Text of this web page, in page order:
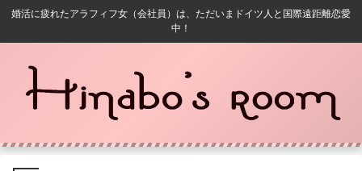
婚活に疲れたアラフィフ女（会社員）は、ただいまドイツ人と国際遠距離恋愛
中！